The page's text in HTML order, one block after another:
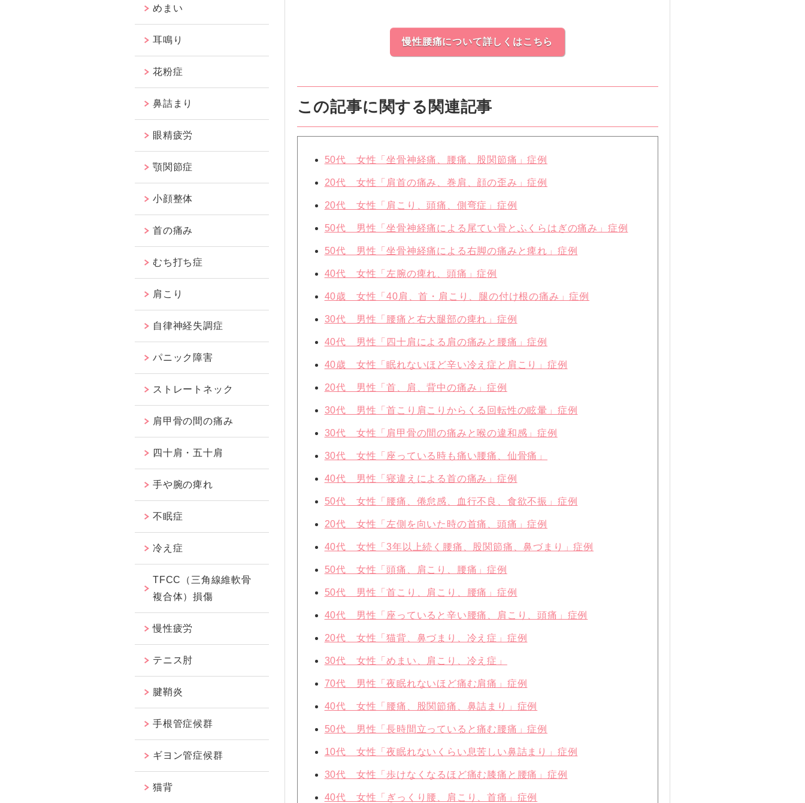
慢性腰痛について詳しくはこちら
この記事に関する関連記事
50代 女性「坐骨神経痛、腰痛、股関節痛」症例
20代 女性「肩首の痛み、巻肩、顔の歪み」症例
20代 女性「肩こり、頭痛、側弯症」症例
50代 男性「坐骨神経痛による尾てい骨とふくらはぎの痛み」症例
50代 男性「坐骨神経痛による右脚の痛みと痺れ」症例
40代 女性「左腕の痺れ、頭痛」症例
40歳 女性「40肩、首・肩こり、腿の付け根の痛み」症例
30代 男性「腰痛と右大腿部の痺れ」症例
40代 男性「四十肩による肩の痛みと腰痛」症例
40歳 女性「眠れないほど辛い冷え症と肩こり」症例
20代 男性「首、肩、背中の痛み」症例
30代 男性「首こり肩こりからくる回転性の眩暈」症例
30代 女性「肩甲骨の間の痛みと喉の違和感」症例
30代 女性「座っている時も痛い腰痛、仙骨痛」
40代 男性「寝違えによる首の痛み」症例
50代 女性「腰痛、倦怠感、血行不良、食欲不振」症例
20代 女性「左側を向いた時の首痛、頭痛」症例
40代 女性「3年以上続く腰痛、股関節痛、鼻づまり」症例
50代 女性「頭痛、肩こり、腰痛」症例
50代 男性「首こり、肩こり、腰痛」症例
40代 男性「座っていると辛い腰痛、肩こり、頭痛」症例
20代 女性「猫背、鼻づまり、冷え症」症例
30代 女性「めまい、肩こり、冷え症」
70代 男性「夜眠れないほど痛む肩痛」症例
40代 女性「腰痛、股関節痛、鼻詰まり」症例
50代 男性「長時間立っていると痛む腰痛」症例
10代 女性「夜眠れないくらい息苦しい鼻詰まり」症例
30代 女性「歩けなくなるほど痛む膝痛と腰痛」症例
40代 女性「ぎっくり腰、肩こり、首痛」症例
めまい
耳鳴り
花粉症
鼻詰まり
眼精疲労
顎関節症
小顔整体
首の痛み
むち打ち症
肩こり
自律神経失調症
パニック障害
ストレートネック
肩甲骨の間の痛み
四十肩・五十肩
手や腕の痺れ
不眠症
冷え症
TFCC（三角線維軟骨
複合体）損傷
慢性疲労
テニス肘
腱鞘炎
手根管症候群
ギヨン管症候群
猫背